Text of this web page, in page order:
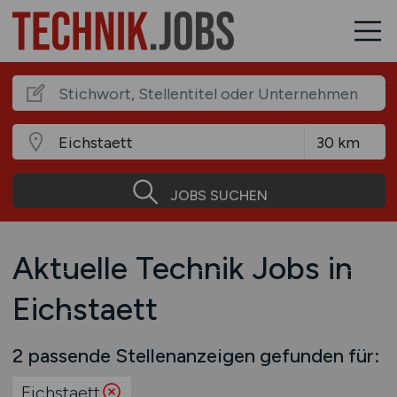
JOBS SUCHEN
Aktuelle Technik Jobs in
Eichstaett
2 passende Stellenanzeigen gefunden für:
Eichstaett